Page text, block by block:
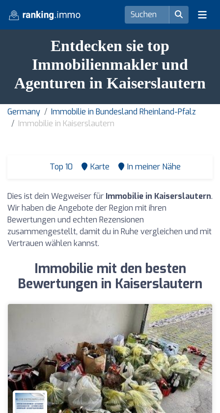
Entdecken sie top
Immobilienmakler und
Agenturen in Kaiserslautern
Germany
Immobilie in Bundesland Rheinland-Pfalz
Immobilie in Kaiserslautern
Top 10 Karte In meiner Nähe
Dies ist dein Wegweiser für Immobilie in Kaiserslautern.
Wir haben die Angebote der Region mit ihren
Bewertungen und echten Rezensionen
zusammengestellt, damit du in Ruhe vergleichen und mit
Vertrauen wählen kannst.
Immobilie mit den besten
Bewertungen in Kaiserslautern